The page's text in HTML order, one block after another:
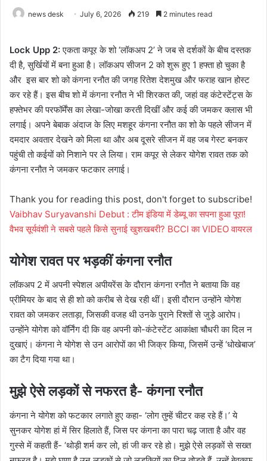
news desk July 6, 2026 219 2 minutes read
Lock Upp 2:एकता कपूर के शो ‘लॉकअप 2’ ने जब से दर्शकों के बीच दस्तक
दी है, सुर्खियों में बना हुआ है। लॉकअप सीजन 2 को शुरू हुए 1 हफ्ता हो चुका है
और इस बार शो को कंगना रनौत की जगह रितेश देशमुख और फराह खान होस्ट
कर रहे हैं। इस बीच शो में कंगना रनौत ने भी शिरकत की, जहां वह कंटेस्टेंट्स के
हफ्तेभर की परफॉर्मेंस का लेखा-जोखा करती दिखीं और कई की जमकर क्लास भी
लगाई। अपने बेबाक अंदाज के लिए मशहूर कंगना रनौत का शो के पहले सीजन में
दमदार अवतार देखने को मिला था और अब दूसरे सीजन में वह जब गेस्ट बनकर
पहुंची तो कईयों को निशाने पर ले लिया। राम कपूर से लेकर योगेश रावत तक को
कंगना रनौत ने जमकर फटकार लगाई।
Thank you for reading this post, don't forget to subscribe!
Vaibhav Suryavanshi Debut : टीम इंडिया में डेब्यू का सपना हुआ पूरा!
वैभव सूर्यवंशी ने सबसे पहले किसे सुनाई खुशखबरी? BCCI का VIDEO वायरल
योगेश रावत पर भड़कीं कंगना रनौत
लॉकअप 2 में अपनी स्पेशल अपीयरेंस के दौरान कंगना रनौत ने बताया कि वह
प्रीमियर के बाद से ही शो को करीब से देख रही थीं। इसी दौरान उन्होंने योगेश
रावत को जमकर लताड़ा, जिसकी वजह थी उनके पुराने रिश्तों से जुड़े आरोप।
उन्होंने योगेश को वॉर्निंग दी कि वह अपनी को-कंटेस्टेंट आकांक्षा चौधरी का दिल न
दुखाएं। कंगना ने योगेश से उन आरोपों का भी जिक्र किया, जिसमें उन्हें ‘धोखेबाज’
का टैग दिया गया था।
मुझे ऐसे लड़कों से नफरत है- कंगना रनौत
कंगना ने योगेश को फटकार लगाते हुए कहा- ‘लोग तुम्हें चीटर कह रहे हैं।’ ये
सुनकर योगेश हां में सिर हिलाते हैं, जिस पर कंगना का पारा चढ़ जाता है और वह
गुस्से में कहती हैं- ‘थोड़ी शर्म कर लो, हां जी कर रहे हो। मुझे ऐसे लड़कों से सख्त